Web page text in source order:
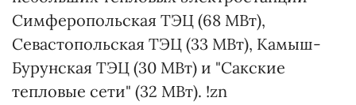
Симферопольская ТЭЦ (68 МВт),
Севастопольская ТЭЦ (33 МВт), Камыш-
Бурунская ТЭЦ (30 МВт) и "Сакские
тепловые сети" (32 МВт). !zn